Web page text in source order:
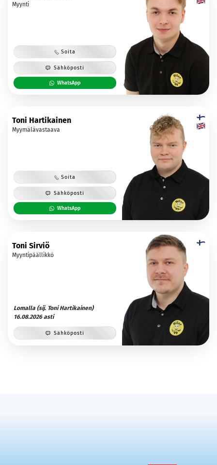
Myynti
Soita
Sähköposti
WhatsApp
Toni Hartikainen
Myymälävastaava
Soita
Sähköposti
WhatsApp
Toni Sirviö
Myyntipäällikkö
Lomalla (sij. Toni Hartikainen)
16.08.2026 asti
Sähköposti